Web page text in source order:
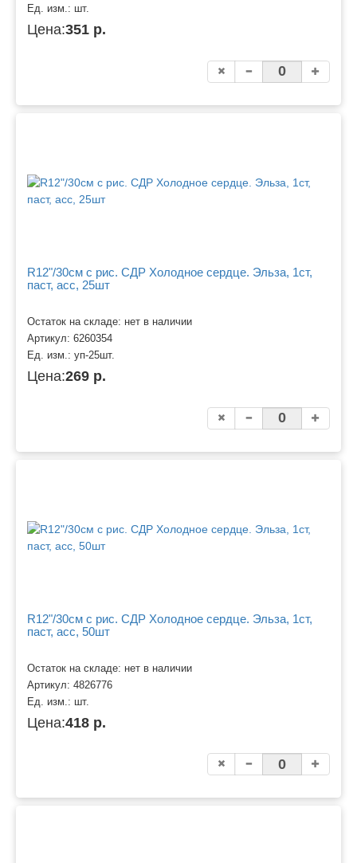
Ед. изм.: шт.
Цена:351 р.
R12"/30см с рис. СДР Холодное сердце. Эльза, 1ст,
паст, асс, 25шт
Остаток на складе: нет в наличии
Артикул: 6260354
Ед. изм.: уп-25шт.
Цена:269 р.
R12"/30см с рис. СДР Холодное сердце. Эльза, 1ст,
паст, асс, 50шт
Остаток на складе: нет в наличии
Артикул: 4826776
Ед. изм.: шт.
Цена:418 р.